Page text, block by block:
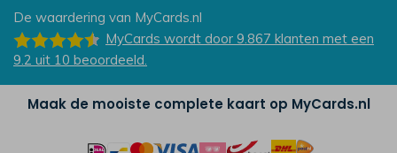
De waardering van MyCards.nl
MyCards wordt door 9.867 klanten met een
9.2 uit 10 beoordeeld.
Maak de mooiste complete kaart op MyCards.nl